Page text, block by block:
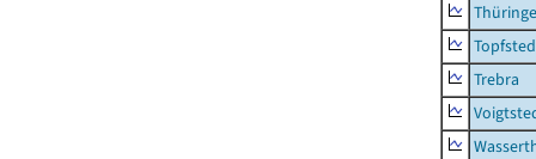
Trebra